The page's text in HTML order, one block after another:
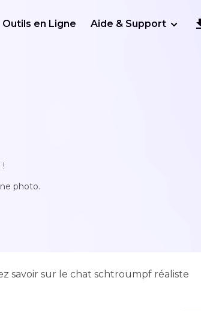
Outils en Ligne Aide & Support
photo.
savoir sur le chat schtroumpf réaliste